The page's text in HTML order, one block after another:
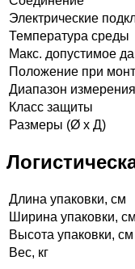
Электрические
Температура среды
Макс. допустимое
Положение при
Диапазон измерения
Класс защиты
Размеры (Ø x Д)
Длина упаковки, см
Ширина упаковки, см
Высота упаковки, см
Вес, кг